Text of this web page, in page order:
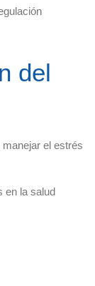
del
el estrés
en la salud